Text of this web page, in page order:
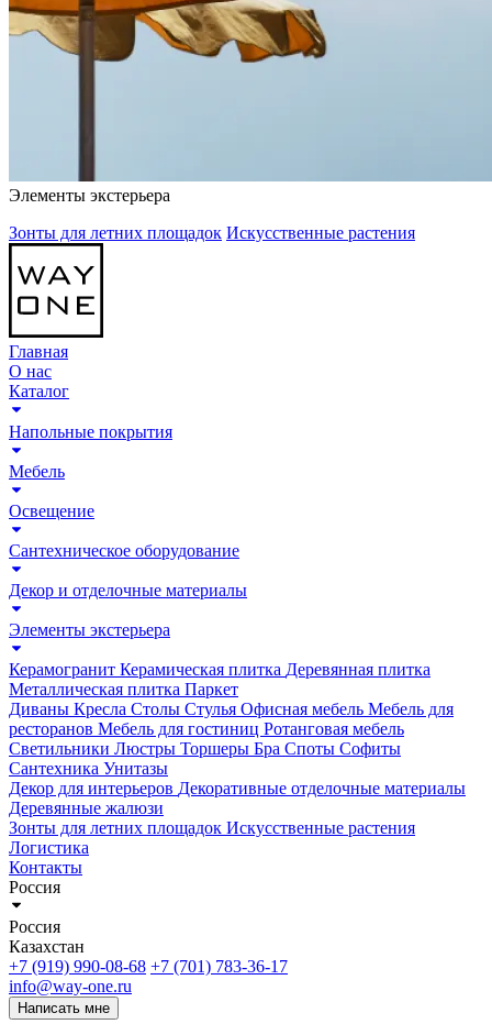
Элементы экстерьера
Зонты для летних площадок Искусственные растения
Главная
О нас
Каталог
Напольные покрытия
Мебель
Освещение
Сантехническое оборудование
Декор и отделочные материалы
Элементы экстерьера
Керамогранит Керамическая плитка Деревянная плитка
Металлическая плитка Паркет
Диваны Кресла Столы Стулья Офисная мебель Мебель для
ресторанов Мебель для гостиниц Ротанговая мебель
Светильники Люстры Торшеры Бра Споты Софиты
Сантехника Унитазы
Декор для интерьеров Декоративные отделочные материалы
Деревянные жалюзи
Зонты для летних площадок Искусственные растения
Логистика
Контакты
Россия
Россия
Казахстан
+7 (919) 990-08-68 +7 (701) 783-36-17
info@way-one.ru
Написать мне